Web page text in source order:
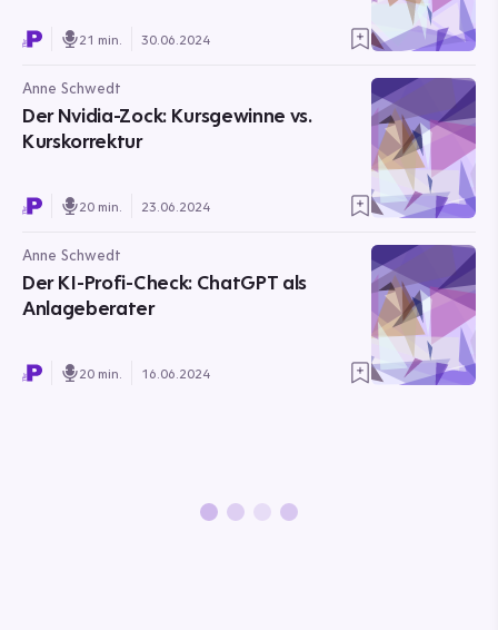
21 min. 30.06.2024
Anne Schwedt
Der Nvidia-Zock: Kursgewinne vs.
Kurskorrektur
20 min. 23.06.2024
Anne Schwedt
Der KI-Profi-Check: ChatGPT als
Anlageberater
20 min. 16.06.2024